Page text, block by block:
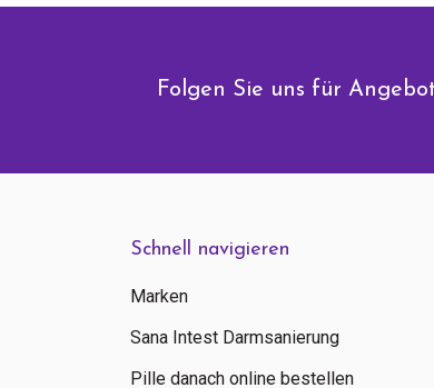
Folgen Sie uns für
Schnell navigieren
Marken
Sana Intest Darmsanierung
Pille danach online bestellen